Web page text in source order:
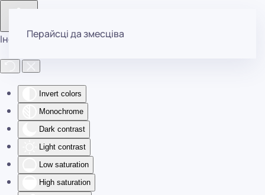
Інструменты даступнасці
Invert colors
Monochrome
Dark contrast
Light contrast
Low saturation
High saturation
Перайсці да змесціва